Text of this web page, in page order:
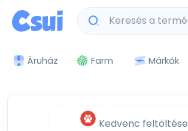
Áruház Farm Márkák
Kedvenc feltöltése